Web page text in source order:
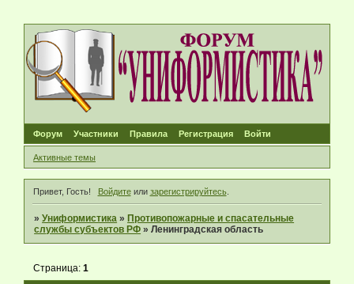
Форум Участники Правила Регистрация Войти
Активные темы
Привет, Гость! Войдитеили зарегистрируйтесь.
»Униформистика » Противопожарные и спасательные
службы субъектов РФ »Ленинградская область
Страница:1